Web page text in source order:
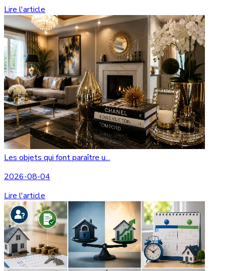
Lire l'article
Les objets qui font paraître u...
2026-08-04
Lire l'article